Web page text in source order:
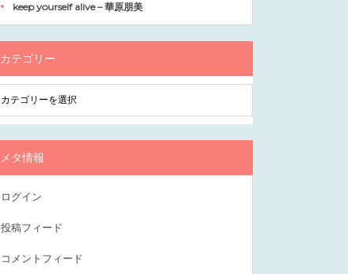
keep yourself alive – 華原朋美
カテゴリー
メタ情報
ログイン
投稿フィード
コメントフィード